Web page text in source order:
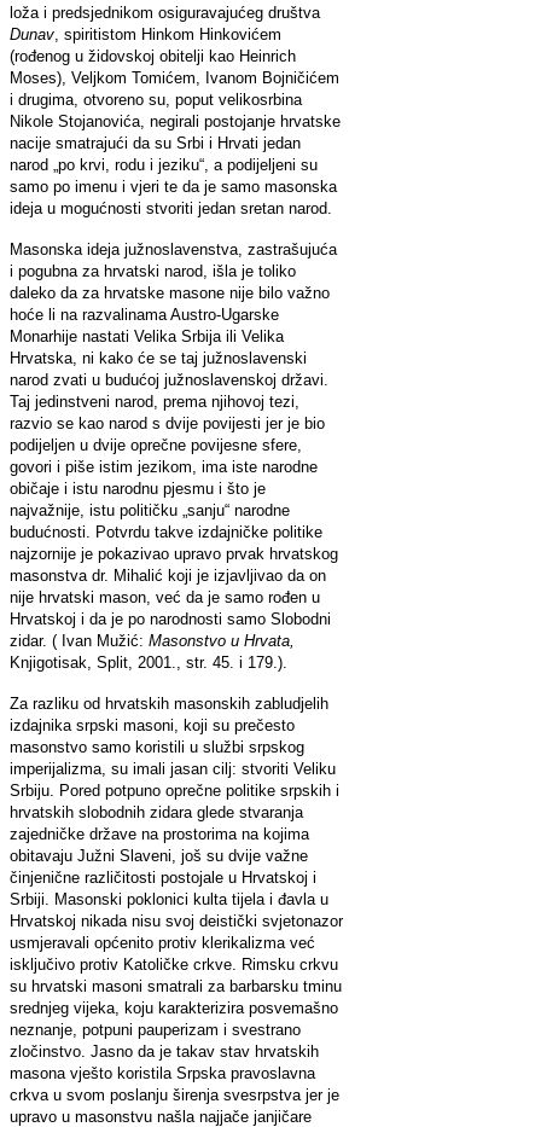
loža i predsjednikom osiguravajućeg društva
Dunav , spiritistom Hinkom Hinkovićem
(rođenog u židovskoj obitelji kao Heinrich
Moses), Veljkom Tomićem, Ivanom Bojničićem
i drugima, otvoreno su, poput velikosrbina
Nikole Stojanovića, negirali postojanje hrvatske
nacije smatrajući da su Srbi i Hrvati jedan
narod „po krvi, rodu i jeziku“, a podijeljeni su
samo po imenu i vjeri te da je samo masonska
ideja u mogućnosti stvoriti jedan sretan narod.
Masonska ideja južnoslavenstva, zastrašujuća
i pogubna za hrvatski narod, išla je toliko
daleko da za hrvatske masone nije bilo važno
hoće li na razvalinama Austro-Ugarske
Monarhije nastati Velika Srbija ili Velika
Hrvatska, ni kako će se taj južnoslavenski
narod zvati u budućoj južnoslavenskoj državi.
Taj jedinstveni narod, prema njihovoj tezi,
razvio se kao narod s dvije povijesti jer je bio
podijeljen u dvije oprečne povijesne sfere,
govori i piše istim jezikom, ima iste narodne
običaje i istu narodnu pjesmu i što je
najvažnije, istu političku „sanju“ narodne
budućnosti. Potvrdu takve izdajničke politike
najzornije je pokazivao upravo prvak hrvatskog
masonstva dr. Mihalić koji je izjavljivao da on
nije hrvatski mason, već da je samo rođen u
Hrvatskoj i da je po narodnosti samo Slobodni
zidar. ( Ivan Mužić: Masonstvo u Hrvata,
Knjigotisak, Split, 2001., str. 45. i 179.).
Za razliku od hrvatskih masonskih zabludjelih
izdajnika srpski masoni, koji su prečesto
masonstvo samo koristili u službi srpskog
imperijalizma, su imali jasan cilj: stvoriti Veliku
Srbiju. Pored potpuno oprečne politike srpskih i
hrvatskih slobodnih zidara glede stvaranja
zajedničke države na prostorima na kojima
obitavaju Južni Slaveni, još su dvije važne
činjenične različitosti postojale u Hrvatskoj i
Srbiji. Masonski poklonici kulta tijela i đavla u
Hrvatskoj nikada nisu svoj deistički svjetonazor
usmjeravali općenito protiv klerikalizma već
isključivo protiv Katoličke crkve. Rimsku crkvu
su hrvatski masoni smatrali za barbarsku tminu
srednjeg vijeka, koju karakterizira posvemašno
neznanje, potpuni pauperizam i svestrano
zločinstvo. Jasno da je takav stav hrvatskih
masona vješto koristila Srpska pravoslavna
crkva u svom poslanju širenja svesrpstva jer je
upravo u masonstvu našla najjače janjičare